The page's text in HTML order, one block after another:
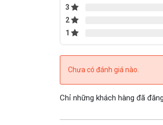
3
2
1
Chưa có đánh giá nào.
Chỉ những khách hàng đã